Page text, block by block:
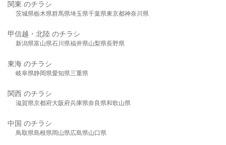
関東 のチラシ
茨城県栃木県群馬県埼玉県千葉県東京都神奈川県
甲信越・北陸 のチラシ
新潟県富山県石川県福井県山梨県長野県
東海 のチラシ
岐阜県静岡県愛知県三重県
関西 のチラシ
滋賀県京都府大阪府兵庫県奈良県和歌山県
中国 のチラシ
鳥取県島根県岡山県広島県山口県